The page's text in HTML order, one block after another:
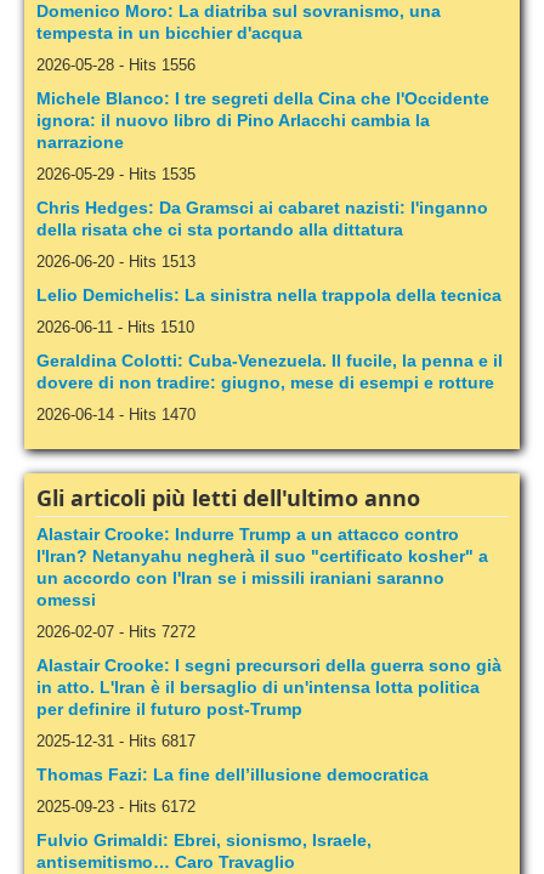
Domenico Moro: La diatriba sul sovranismo, una
tempesta in un bicchier d'acqua
2026-05-28 - Hits 1556
Michele Blanco: I tre segreti della Cina che l'Occidente
ignora: il nuovo libro di Pino Arlacchi cambia la
narrazione
2026-05-29 - Hits 1535
Chris Hedges: Da Gramsci ai cabaret nazisti: l'inganno
della risata che ci sta portando alla dittatura
2026-06-20 - Hits 1513
Lelio Demichelis: La sinistra nella trappola della tecnica
2026-06-11 - Hits 1510
Geraldina Colotti: Cuba-Venezuela. Il fucile, la penna e il
dovere di non tradire: giugno, mese di esempi e rotture
2026-06-14 - Hits 1470
Gli articoli più letti dell'ultimo anno
Alastair Crooke: Indurre Trump a un attacco contro
l'Iran? Netanyahu negherà il suo "certificato kosher" a
un accordo con l'Iran se i missili iraniani saranno
omessi
2026-02-07 - Hits 7272
Alastair Crooke: I segni precursori della guerra sono già
in atto. L'Iran è il bersaglio di un'intensa lotta politica
per definire il futuro post-Trump
2025-12-31 - Hits 6817
Thomas Fazi: La fine dell’illusione democratica
2025-09-23 - Hits 6172
Fulvio Grimaldi: Ebrei, sionismo, Israele,
antisemitismo… Caro Travaglio